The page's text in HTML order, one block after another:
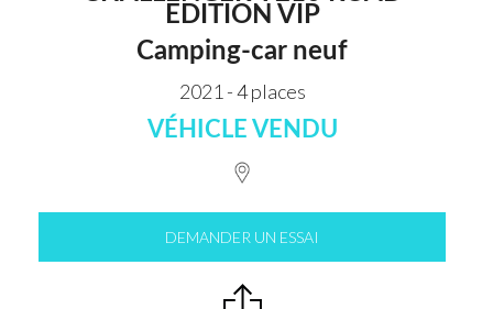
EDITION VIP
Camping-car neuf
2021 - 4 places
VÉHICLE VENDU
DEMANDER UN ESSAI